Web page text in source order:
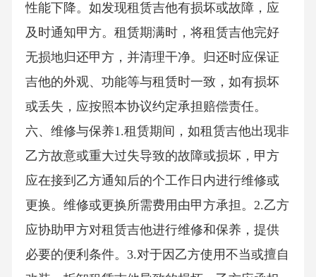
性能下降。如发现租赁吉他有损坏或故障，应
及时通知甲方。租赁期满时，将租赁吉他完好
无损地归还甲方，并清理干净。归还时应保证
吉他的外观、功能等与租赁时一致，如有损坏
或丢失，应按照本协议约定承担赔偿责任。
六、维修与保养1.租赁期间，如租赁吉他出现非
乙方故意或重大过失导致的故障或损坏，甲方
应在接到乙方通知后的个工作日内进行维修或
更换。维修或更换所需费用由甲方承担。2.乙方
应协助甲方对租赁吉他进行维修和保养，提供
必要的便利条件。3.对于因乙方使用不当或擅自